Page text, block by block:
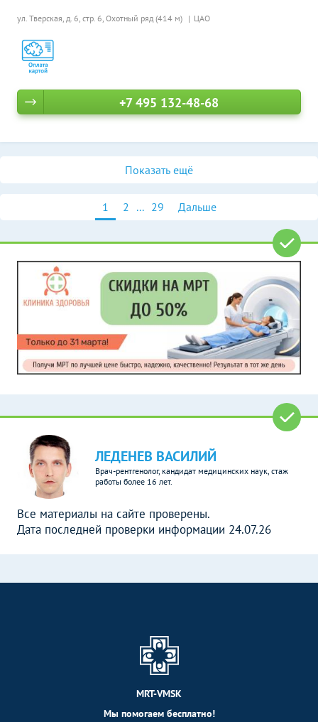
ул. Тверская, д. 6, стр. 6, Охотный ряд (414 м) ЦАО
+7 495 132-48-68
Показать ещё
1 2 ... 29 Дальше
ЛЕДЕНЕВ ВАСИЛИЙ
Врач-рентгенолог, кандидат медицинских наук, стаж
работы более 16 лет.
Все материалы на сайте проверены.
Дата последней проверки информации 24.07.26
MRT-VMSK
Мы помогаем бесплатно!